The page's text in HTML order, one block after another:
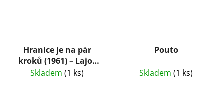
Hranice je na pár
kroků (1961) – Lajos
Mesterházi
Skladem (1 ks)
Pouto
Skladem (1 ks)